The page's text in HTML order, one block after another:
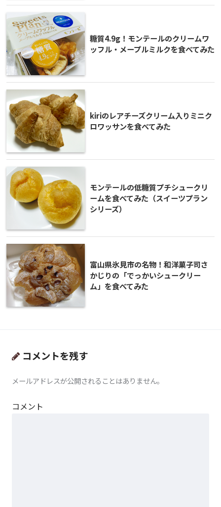
糖質4.9g！モンテールのクリームワ
ッフル・メープルミルクを食べてみた
kiriのレアチーズクリーム入りミニク
ロワッサンを食べてみた
モンテールの低糖質プチシュークリ
ームを食べてみた（スイーツプラン
シリーズ）
富山県氷見市の名物！和洋菓子司さ
かじりの「でっかいシュークリー
ム」を食べてみた
コメントを残す
メールアドレスが公開されることはありません。
コメント